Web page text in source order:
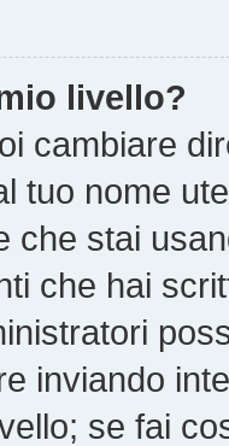
livello?
cambiare
tuo nome
che stai
che hai
inviando
se fai